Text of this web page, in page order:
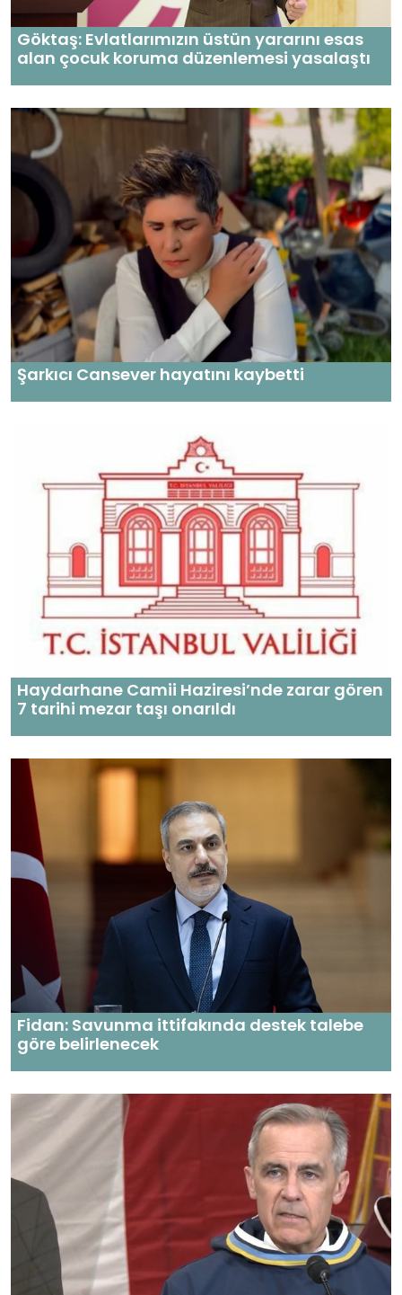
Göktaş: Evlatlarımızın üstün yararını esas
alan çocuk koruma düzenlemesi yasalaştı
Şarkıcı Cansever hayatını kaybetti
Haydarhane Camii Haziresi’nde zarar gören
7 tarihi mezar taşı onarıldı
Fidan: Savunma ittifakında destek talebe
göre belirlenecek